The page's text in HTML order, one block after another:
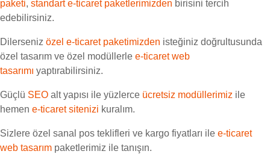
paketi, standart e-ticaret paketlerimizden birisini tercih
edebilirsiniz.
Dilerseniz özel e-ticaret paketimizden isteğiniz doğrultusunda
özel tasarım ve özel modüllerle e-ticaret web
tasarımı yaptırabilirsiniz.
Güçlü SEO alt yapısı ile yüzlerce ücretsiz modüllerimiz ile
hemen e-ticaret sitenizi kuralım.
Sizlere özel sanal pos teklifleri ve kargo fiyatları ile e-ticaret
web tasarım paketlerimiz ile tanışın.